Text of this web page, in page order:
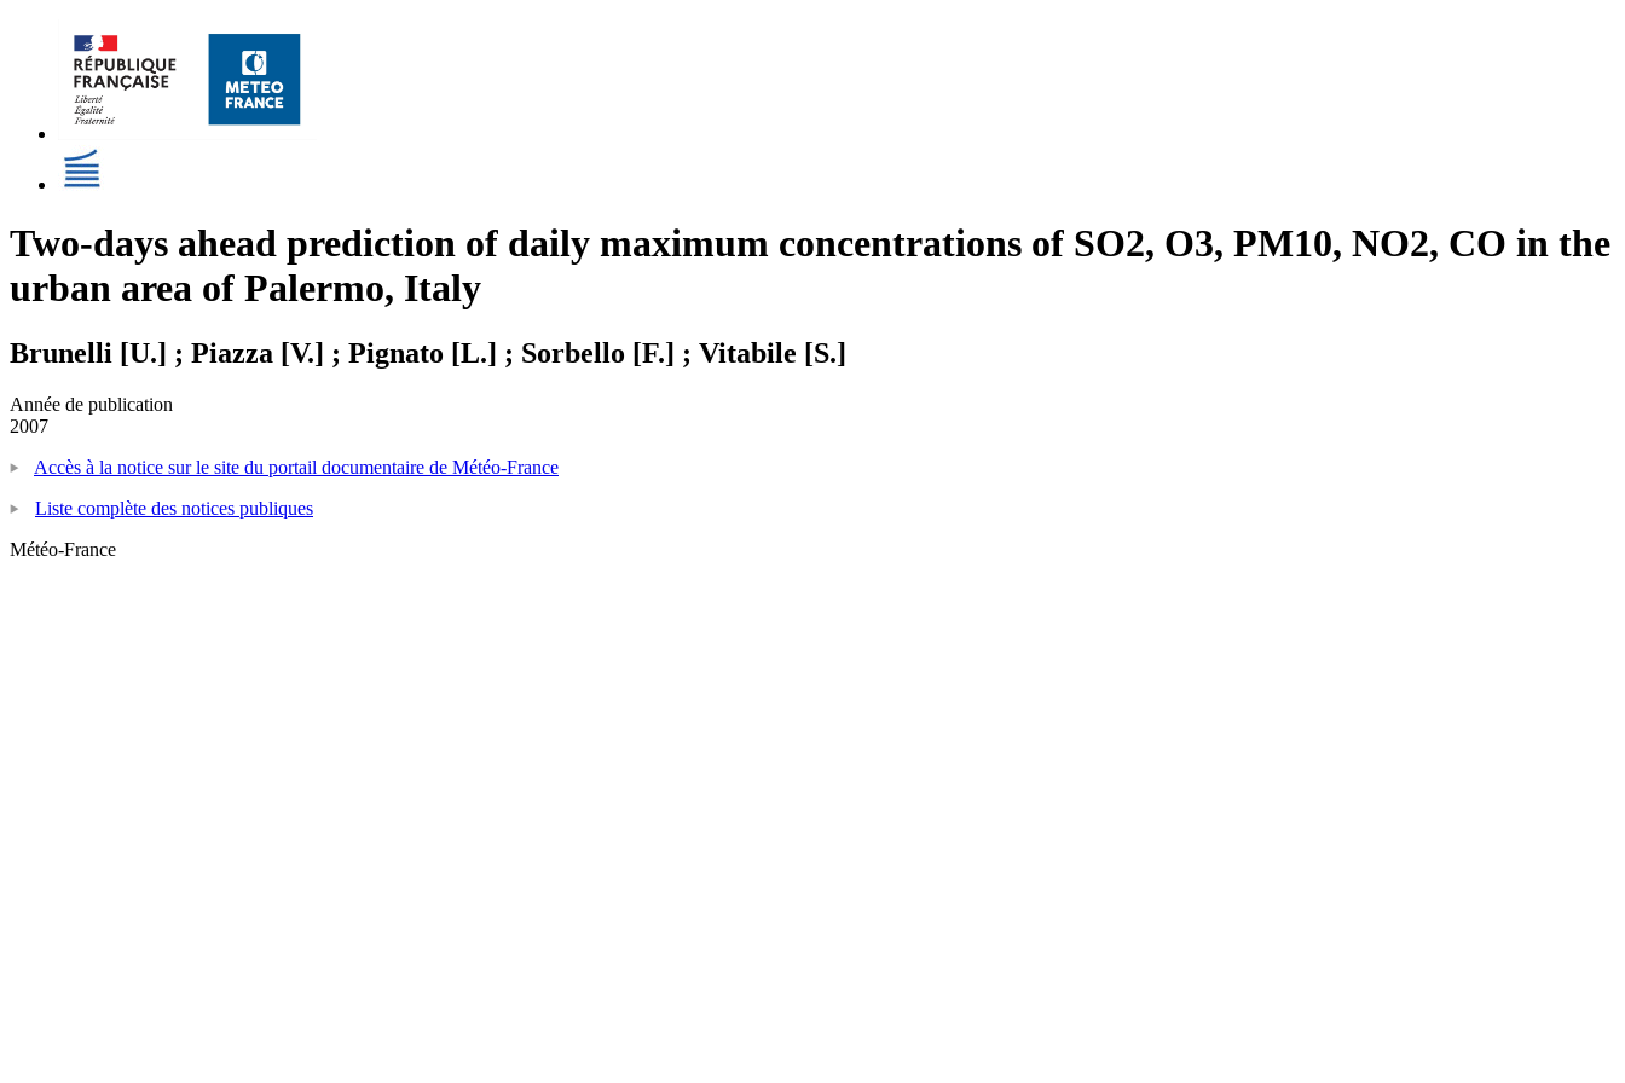
Two-days ahead prediction of daily maximum concentrations of SO2, O3, PM10, NO2, CO in the
urban area of Palermo, Italy
Brunelli [U.] ; Piazza [V.] ; Pignato [L.] ; Sorbello [F.] ; Vitabile [S.]
Année de publication
2007
Accès à la notice sur le site du portail documentaire de Météo-France
Liste complète des notices publiques
Météo-France